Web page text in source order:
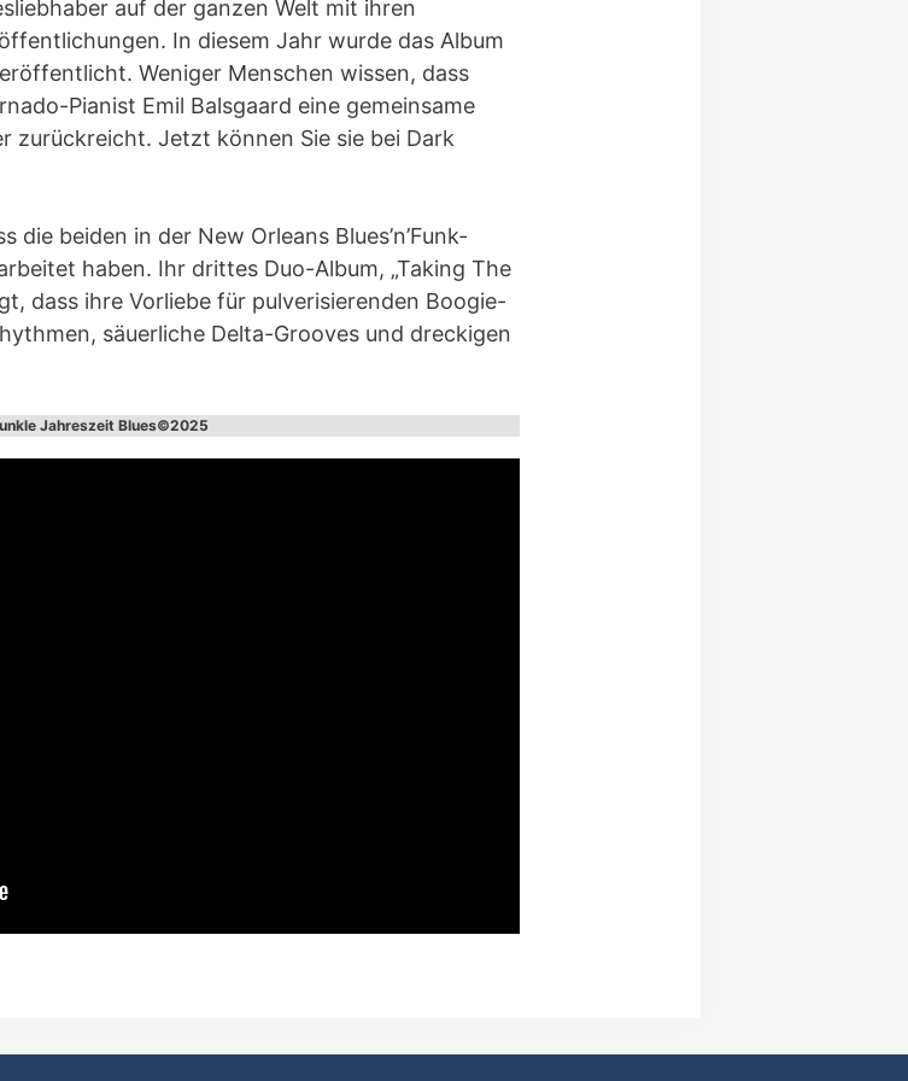
auf der ganzen Welt mit ihren
In diesem Jahr wurde das Album
Weniger Menschen wissen, dass
Pianist Emil Balsgaard eine gemeinsame
zurückreicht. Jetzt können Sie sie bei Dark
die beiden in der New Orleans Blues’n’Funk-
haben. Ihr drittes Duo-Album, „Taking The
dass ihre Vorliebe für pulverisierenden Boogie-
säuerliche Delta-Grooves und dreckigen
Jahreszeit Blues©2025